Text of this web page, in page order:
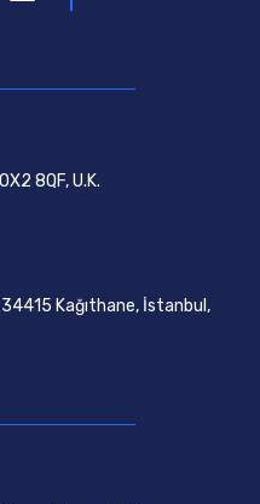
8QF, U.K.
Kağıthane, İstanbul,